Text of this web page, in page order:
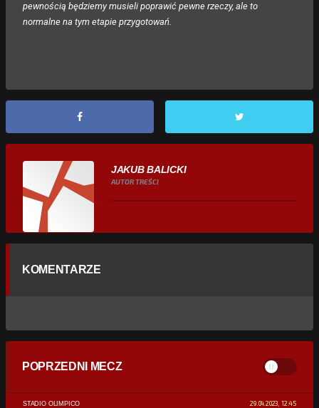
pewnością będziemy musieli poprawić pewne rzeczy, ale to
normalne na tym etapie przygotowań.
JAKUB BALICKI
AUTOR TREŚCI
KOMENTARZE
POPRZEDNI MECZ
STADIO OLIMPICO 29.04.2023, 12:45